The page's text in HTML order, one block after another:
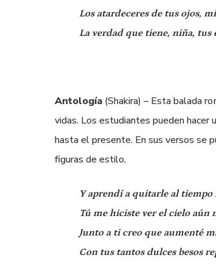
Los atardeceres de tus ojos,
La verdad que tiene, niña, tus
Antología (Shakira) – Esta balada
vidas. Los estudiantes pueden hacer
hasta el presente. En sus versos se
figuras de estilo.
Y aprendí a quitarle al tiempo
Tú me hiciste ver el cielo aún
Junto a ti creo que aumenté
Con tus tantos dulces besos